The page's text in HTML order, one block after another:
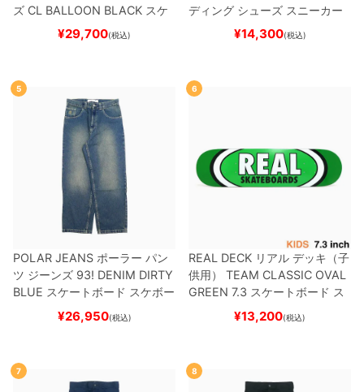
ズ CL BALLOON BLACK スケ
ートボード スケボー
¥29,700(税込)
ディング シューズ スニーカー
スーパースターSUPERSTAR A
BLACK/WHITE/WHITE
ー
¥14,300(税込)
5
POLAR JEANS ポーラー パン
ツ ジーンズ 93! DENIM DIRTY
BLUE スケートボード スケボー
¥26,950(税込)
6
REAL DECK リアル デッキ（子
供用）
TEAM CLASSIC OVAL
GREEN 7.3 スケートボード ス
¥13,200(税込)
7 8